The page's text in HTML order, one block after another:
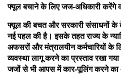
फ्यूल बचाने के लिए जज-अधिकारी करेंगे
फ्यूल की बचत और सरकारी संसाधनों के
नई पहल की है। इसके तहत राज्य के
अफसरों और मंत्रालयीन कर्मचारियों के
व्यवस्था लागू करने का प्रस्ताव रखा गया
जजों से भी आपस में कार-पूलिंग करने का